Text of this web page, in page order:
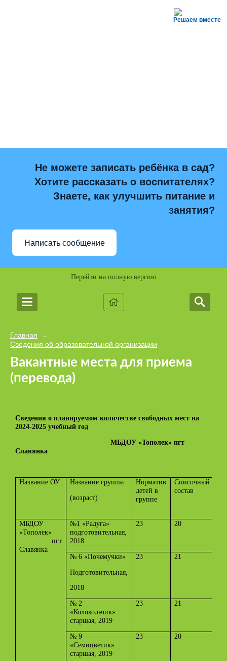
Решаем вместе
Не можете записать ребёнка в сад?
Хотите рассказать о воспитателях?
Знаете, как улучшить питание и
занятия?
Написать сообщение
Перейти на полную версию
Главная →
Сведения об образовательной организации
Вакантные места для приема
(перевода)
Сведения о планируемом количестве свободных мест на
2024-2025 учебный год
МБДОУ «Тополек» пгт
Славянка
Название ОУ
Название группы
(возраст)
Норматив
детей в
группе
Списочный
состав
МБДОУ
«Тополек»
пгт
Славянка
№1 «Радуга»
подготовительная,
2018
23 20
№ 6 «Почемучки»
Подготовительная,
2018
23 21
№ 2
«Колокольчик»
старшая, 2019
23 21
№ 9
«Семицветик»
старшая, 2019
23 20